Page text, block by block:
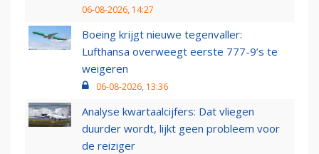
06-08-2026, 14:27
Boeing krijgt nieuwe tegenvaller:
Lufthansa overweegt eerste 777-9’s te
weigeren
06-08-2026, 13:36
Analyse kwartaalcijfers: Dat vliegen
duurder wordt, lijkt geen probleem voor
de reiziger